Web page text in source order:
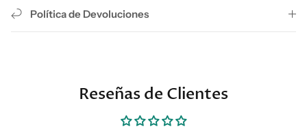
Política de Devoluciones
Reseñas de Clientes